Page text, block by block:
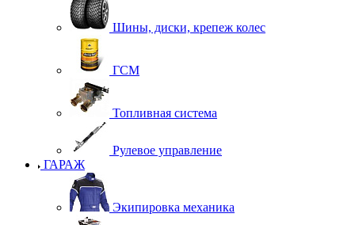
Шины, диски, крепеж колес
ГСМ
Топливная система
Рулевое управление
ГАРАЖ
Экипировка механика